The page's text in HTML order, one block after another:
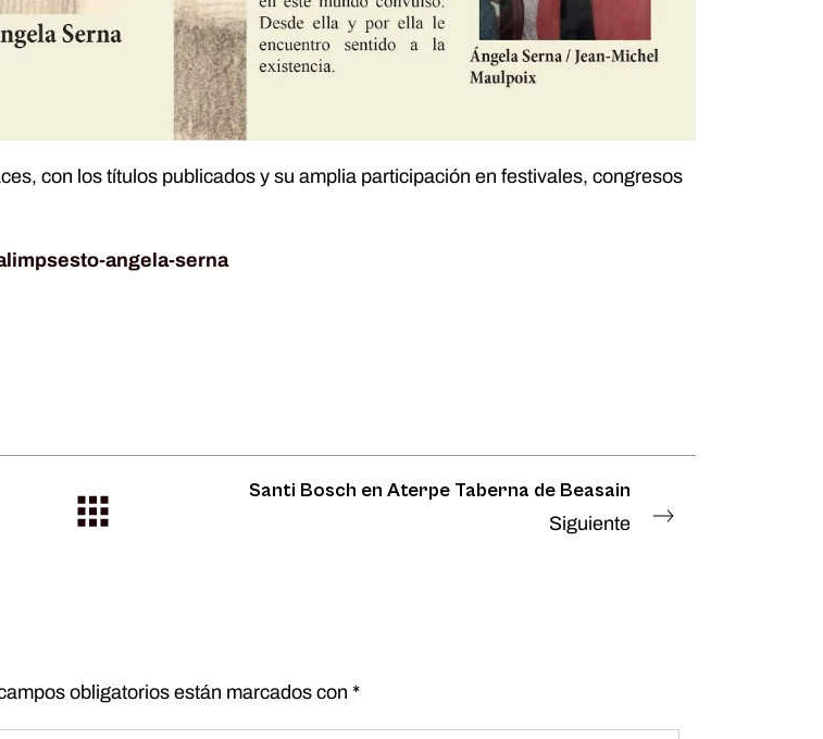
con los títulos publicados y su amplia participación en festivales, congresos
angela-serna
Santi Bosch en Aterpe Taberna de Beasain
Siguiente
obligatorios están marcados con *